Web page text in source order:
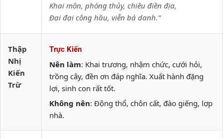
Khai môn, phóng thủy, chiêu điền địa,
Đại đại công hầu, viễn bá danh.”
Thập
Nhị
Kiến
Trừ
Trực Kiến
Nên làm: Khai trương, nhậm chức, cưới hỏi,
trồng cây, đền ơn đáp nghĩa. Xuất hành đặng
lợi, sinh con rất tốt.
Không nên: Động thổ, chôn cất, đào giếng, lợp
nhà.